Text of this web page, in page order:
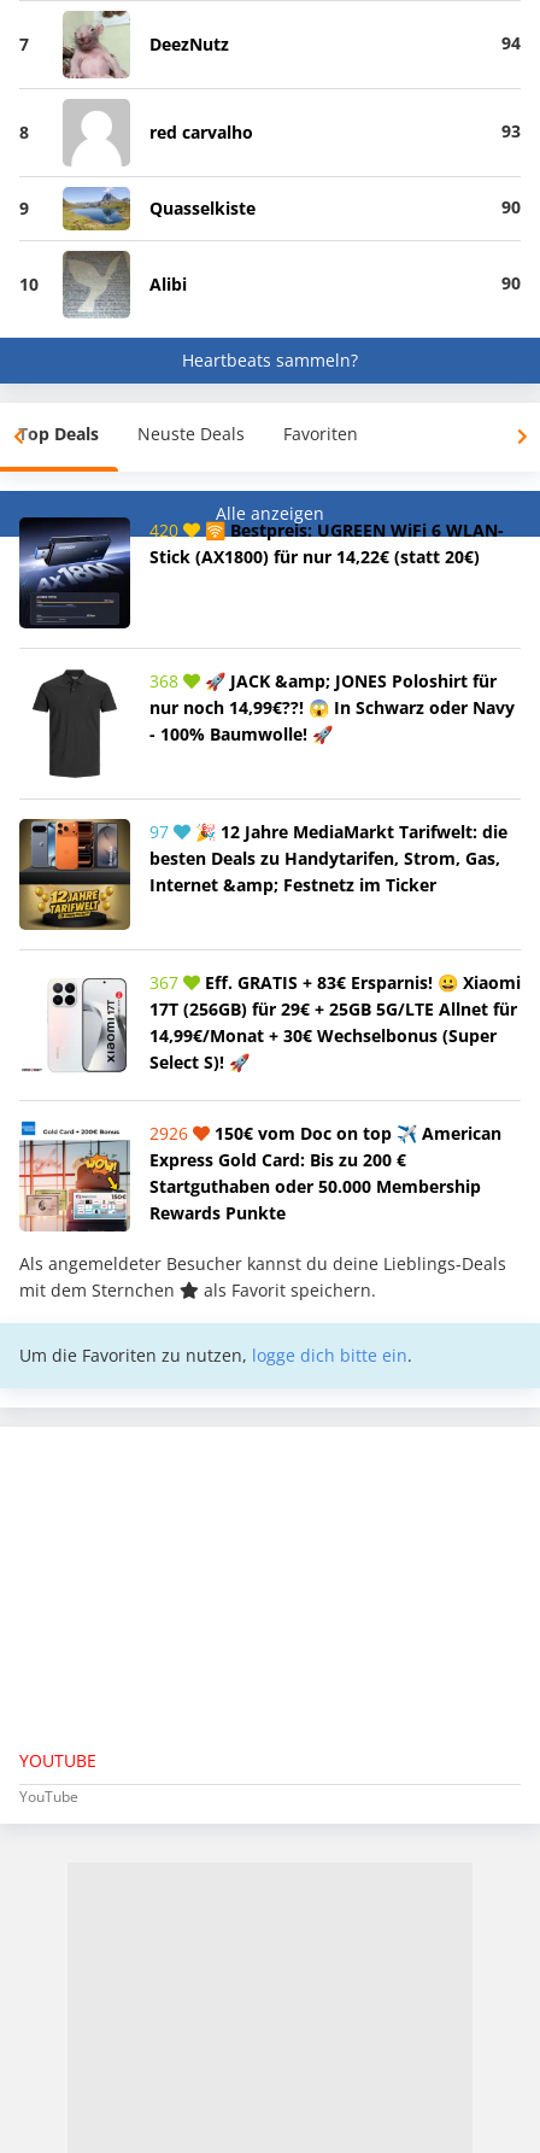
7 DeezNutz 94
8 red carvalho 93
9 Quasselkiste 90
10 Alibi 90
Heartbeats sammeln?
Top Deals Neuste Deals Favoriten
Alle anzeigen
420
🛜 Bestpreis: UGREEN WiFi 6 WLAN-
Stick (AX1800) für nur 14,22€ (statt 20€)
368
🚀 JACK &amp; JONES Poloshirt für
nur noch 14,99€??! 😱 In Schwarz oder Navy
- 100% Baumwolle! 🚀
97
🎉 12 Jahre MediaMarkt Tarifwelt: die
besten Deals zu Handytarifen, Strom, Gas,
Internet &amp; Festnetz im Ticker
367
Eff. GRATIS + 83€ Ersparnis! 😀 Xiaomi
17T (256GB) für 29€ + 25GB 5G/LTE Allnet für
14,99€/Monat + 30€ Wechselbonus (Super
Select S)! 🚀
2926
150€ vom Doc on top ✈️ American
Express Gold Card: Bis zu 200 €
Startguthaben oder 50.000 Membership
Rewards Punkte
Als angemeldeter Besucher kannst du deine Lieblings-Deals
mit dem Sternchen
als Favorit speichern.
Um die Favoriten zu nutzen, logge dich bitte ein.
YOUTUBE
YouTube